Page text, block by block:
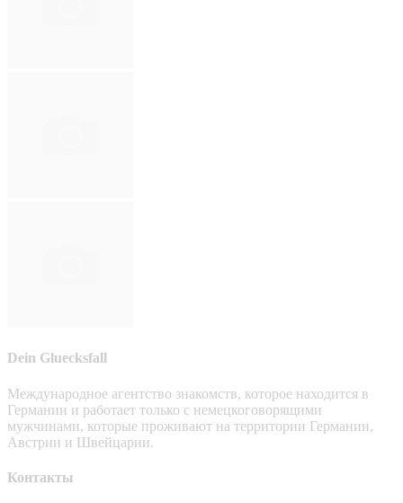
Dein Gluecksfall
Международное агентство знакомств, которое находится в
Германии и работает только с немецкоговорящими
мужчинами, которые проживают на территории Германии,
Австрии и Швейцарии.
Контакты